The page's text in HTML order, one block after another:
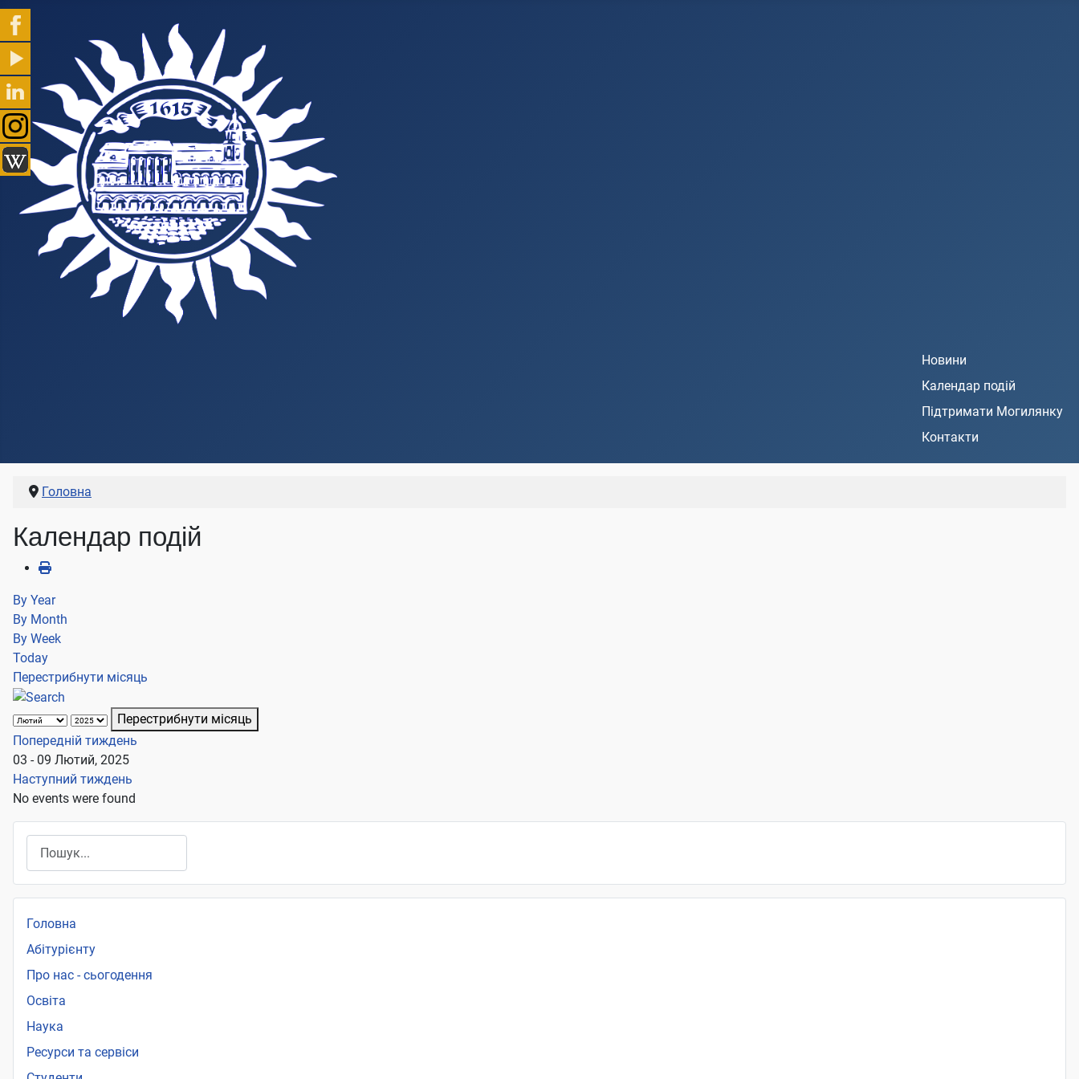
Новини
Календар подій
Підтримати Могилянку
Контакти
Головна
Календар подій
By Year
By Month
By Week
Today
Перестрибнути місяць
Перестрибнути місяць
Попередній тиждень
03 - 09 Лютий, 2025
Наступний тиждень
No events were found
Головна
Абітурієнту
Про нас - сьогодення
Освіта
Наука
Ресурси та сервіси